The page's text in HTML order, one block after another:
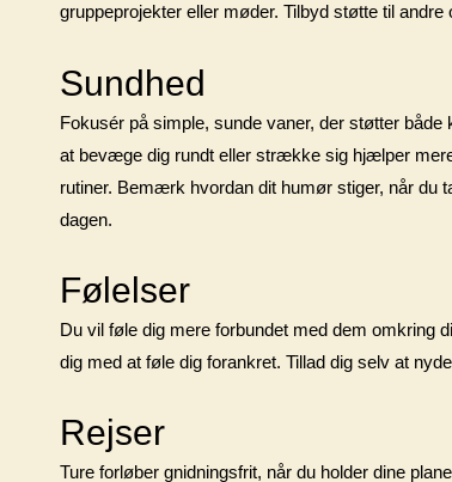
gruppeprojekter eller møder. Tilbyd støtte til
Sundhed
Fokusér på simple, sunde vaner, der støtter
at bevæge dig rundt eller strække sig hjælper
rutiner. Bemærk hvordan dit humør stiger, når du
dagen.
Følelser
Du vil føle dig mere forbundet med dem omkring
dig med at føle dig forankret. Tillad dig selv at
Rejser
Ture forløber gnidningsfrit, når du holder dine